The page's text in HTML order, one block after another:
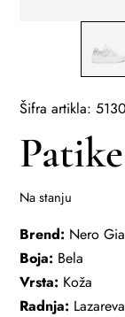
Šifra artikla:
Patike
Na stanju
Brend: Nero
Boja: Bela
Vrsta: Koža
Radnja: